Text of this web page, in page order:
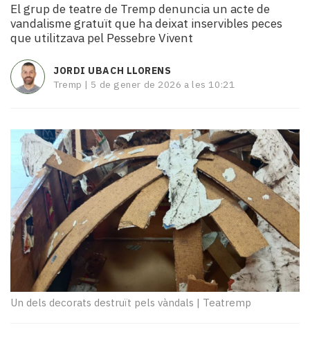
turisme
Cultura
Mai
tant!
TV
mitjans
El
temps
Reportatges
Entrevistes
Enquestes
A
escena!
Dis
teva!
Subscriptors
El grup de teatre de Tremp denuncia un acte de
vandalisme gratuït que ha deixat inservibles peces
que utilitzava pel Pessebre Vivent
JORDI UBACH LLORENS
Tremp | 5 de gener de 2026 a les 10:21
Un dels decorats destruït pels vàndals | Teatremp